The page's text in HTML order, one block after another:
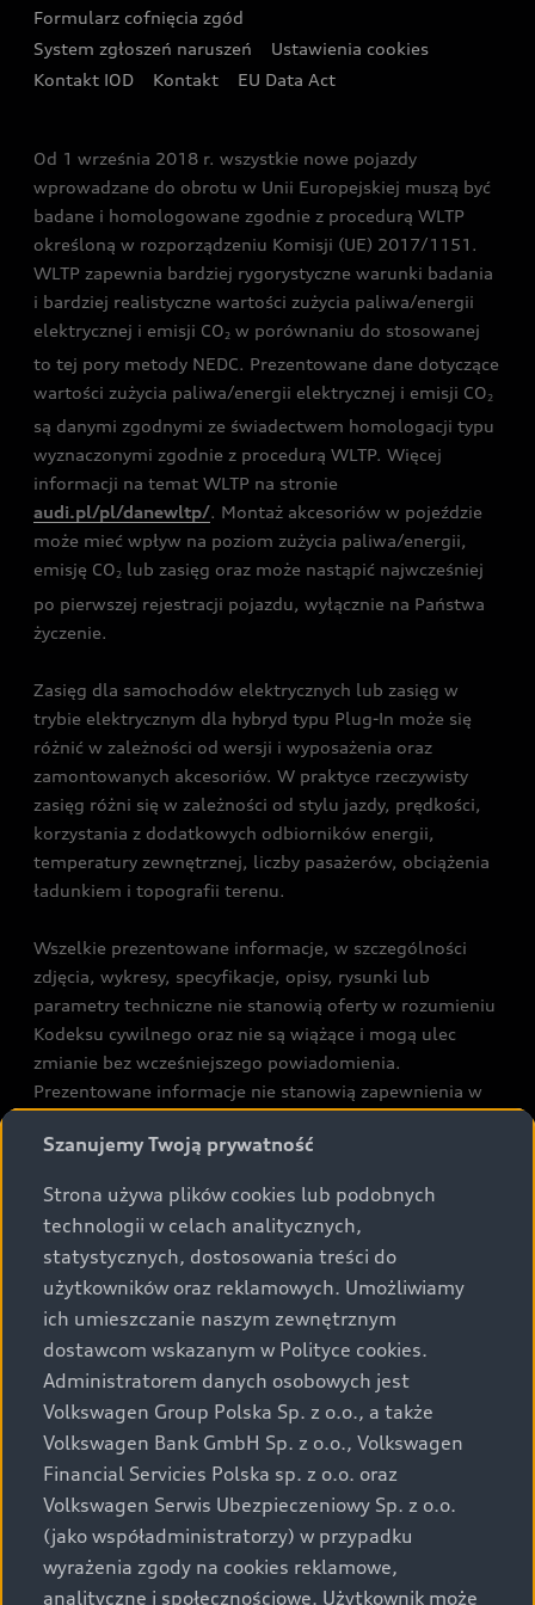
Ubezpieczenie
Audi exclusive
Audi i Puchar Świata w Skokach Narciarskich w
Zakopanem
Formularz cofnięcia zgód
System zgłoszeń naruszeń
Ustawienia cookies
Kontakt IOD
Kontakt EU Data Act
Od 1 września 2018 r. wszystkie nowe pojazdy
wprowadzane do obrotu w Unii Europejskiej muszą być
badane i homologowane zgodnie z procedurą WLTP
określoną w rozporządzeniu Komisji (UE) 2017/1151.
WLTP zapewnia bardziej rygorystyczne warunki badania
i bardziej realistyczne wartości zużycia paliwa/energii
elektrycznej i emisji CO2 w porównaniu do stosowanej
to tej pory metody NEDC. Prezentowane dane dotyczące
wartości zużycia paliwa/energii elektrycznej i emisji CO2
są danymi zgodnymi ze świadectwem homologacji typu
wyznaczonymi zgodnie z procedurą WLTP. Więcej
informacji na temat WLTP na stronie
audi.pl/pl/danewltp/. Montaż akcesoriów w pojeździe
może mieć wpływ na poziom zużycia paliwa/energii,
emisję CO2 lub zasięg oraz może nastąpić najwcześniej
po pierwszej rejestracji pojazdu, wyłącznie na Państwa
życzenie.
Zasięg dla samochodów elektrycznych lub zasięg w
trybie elektrycznym dla hybryd typu Plug-In może się
różnić w zależności od wersji i wyposażenia oraz
zamontowanych akcesoriów. W praktyce rzeczywisty
zasięg różni się w zależności od stylu jazdy, prędkości,
korzystania z dodatkowych odbiorników energii,
temperatury zewnętrznej, liczby pasażerów, obciążenia
ładunkiem i topografii terenu.
Wszelkie prezentowane informacje, w szczególności
zdjęcia, wykresy, specyfikacje, opisy, rysunki lub
parametry techniczne nie stanowią oferty w rozumieniu
Kodeksu cywilnego oraz nie są wiążące i mogą ulec
zmianie bez wcześniejszego powiadomienia.
Prezentowane informacje nie stanowią zapewnienia w
43b ust. 2 pkt 2 lit. a-c Ustawy o prawach konsumenta.
Podane kwoty są rekomendowane i obejmują podatek
VAT (23%), chyba że inaczej zaznaczono.
Audi zastrzega sobie możliwość wprowadzenia zmian w
prezentowanych wersjach. Przedstawione detale
wyposażenia mogą różnić się od specyfikacji
przewidzianej na rynek polski. Zamieszczone zdjęcia
mogą przedstawiać wyposażenie opcjonalne, dostępne
za dopłatą. Wiążące ustalenie ceny, wyposażenia i
specyfikacji pojazdu następują w umowie sprzedaży, a
określenie parametrów technicznych zawiera
świadectwo homologacji typu pojazdu. Zastrzegamy
sobie prawo do zmian i pomyłek. Wszelkie informacje
prezentowane na stronie są aktualne na dzień ich
Szanujemy Twoją prywatność
Strona używa plików cookies lub podobnych
technologii w celach analitycznych,
statystycznych, dostosowania treści do
użytkowników oraz reklamowych. Umożliwiamy
ich umieszczanie naszym zewnętrznym
dostawcom wskazanym w Polityce cookies.
Administratorem danych osobowych jest
Volkswagen Group Polska Sp. z o.o., a także
Volkswagen Bank GmbH Sp. z o.o., Volkswagen
Financial Servicies Polska sp. z o.o. oraz
Volkswagen Serwis Ubezpieczeniowy Sp. z o.o.
(jako współadministratorzy) w przypadku
wyrażenia zgody na cookies reklamowe,
analityczne i społecznościowe. Użytkownik może